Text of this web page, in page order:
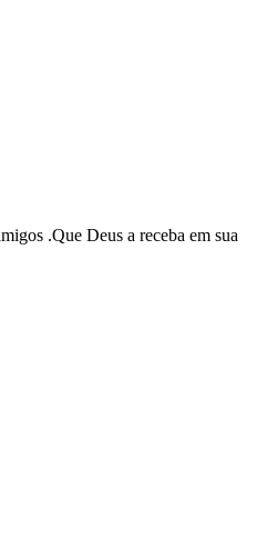
.Que Deus a receba em sua